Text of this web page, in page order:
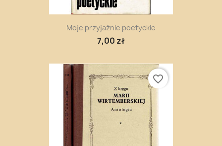
Moje przyjaźnie poetyckie
7,00 zł
favorite_border